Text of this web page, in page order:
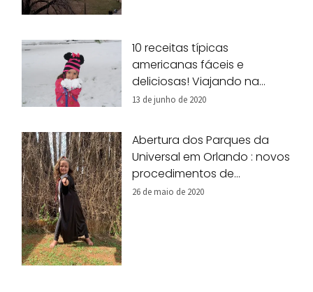
10 receitas típicas
americanas fáceis e
deliciosas! Viajando na
nossa cozinha!
13 de junho de 2020
Abertura dos Parques da
Universal em Orlando : novos
procedimentos de
segurança
26 de maio de 2020